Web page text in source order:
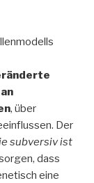
, über
Der
subversiv ist
dass
eine